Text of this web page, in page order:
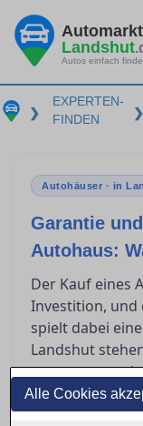
Alle Cookies
Automarkt
Landshut
Autos einfach
❯
EXPERTEN-
FINDEN
❯
Autohäuser · in
Garantie
Autohaus:
Der Kauf eines
Investition, und
spielt dabei
Landshut
genau
Orientierung,